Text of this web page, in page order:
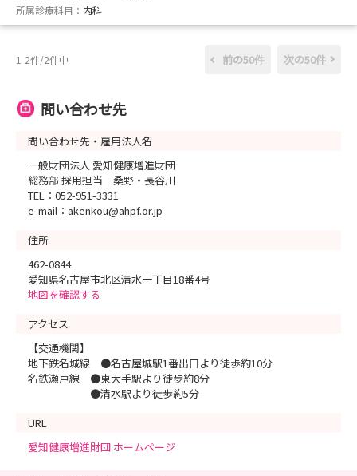
所属診療科目： 内科
1-2件/2件中 前の50件 次の50件
問い合わせ先
問い合わせ先・雇用法人名
一般財団法人 愛知健康増進財団
総務部 採用担当 桑野・長谷川
TEL：052-951-3331
e-mail：akenkou@ahpf.or.jp
住所
462-0844
愛知県名古屋市北区清水一丁目18番4号
地図を確認する
アクセス
【交通機関】
地下鉄名城線 ●名古屋城駅1番出口より徒歩約10分
名鉄瀬戸線 ●東大手駅より徒歩約8分
●清水駅より徒歩約5分
URL
愛知健康増進財団 ホームページ